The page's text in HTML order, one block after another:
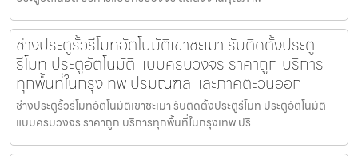
ช่างประตูรั้วรีโมทอัตโนมัติเขาชะเมา รับติดตั้งประตู
รีโมท ประตูอัตโนมัติ แบบครบวงจร ราคาถูก บริการ
ทุกพื้นที่ในกรุงเทพ ปริมณฑล และภาคตะวันออก
ช่างประตูรั้วรีโมทอัตโนมัติเขาชะเมา รับติดตั้งประตูรีโมท ประตูอัตโนมัติ
แบบครบวงจร ราคาถูก บริการทุกพื้นที่ในกรุงเทพ ปริ